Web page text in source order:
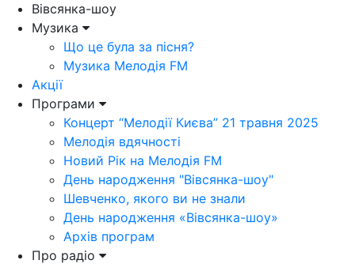
Вівсянка-шоу
Музика
Що це була за пісня?
Музика Мелодія FM
Акції
Програми
Концерт “Мелодії Києва” 21 травня 2025
Мелодія вдячності
Новий Рік на Мелодія FM
День народження "Вівсянка-шоу"
Шевченко, якого ви не знали
День народження «Вівсянка-шоу»
Архів програм
Про радіо